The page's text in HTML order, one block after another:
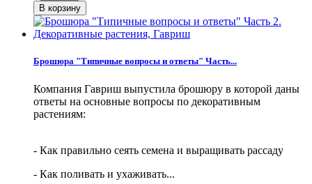
Брошюра "Типичные вопросы и ответы" Часть...
Компания Гавриш выпустила брошюру в которой даны
ответы на основные вопросы по декоративным
растениям:
- Как правильно сеять семена и выращивать рассаду
- Как поливать и ухаживать...